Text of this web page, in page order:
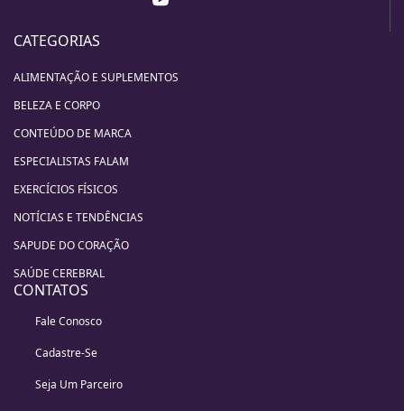
CATEGORIAS
ALIMENTAÇÃO E SUPLEMENTOS
BELEZA E CORPO
CONTEÚDO DE MARCA
ESPECIALISTAS FALAM
EXERCÍCIOS FÍSICOS
NOTÍCIAS E TENDÊNCIAS
SAPUDE DO CORAÇÃO
SAÚDE CEREBRAL
CONTATOS
Fale Conosco
Cadastre-Se
Seja Um Parceiro